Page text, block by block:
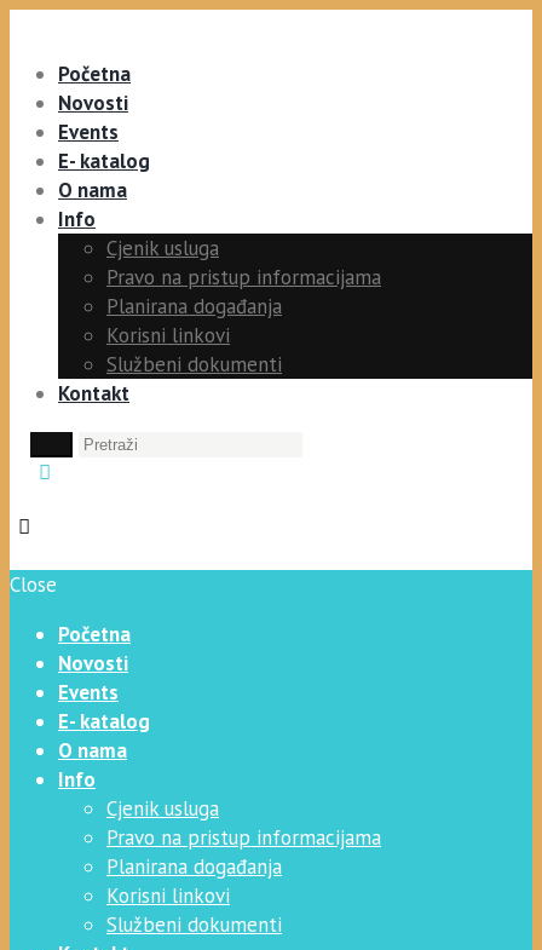
Početna
Novosti
Events
E- katalog
O nama
Info
Cjenik usluga
Pravo na pristup informacijama
Planirana događanja
Korisni linkovi
Službeni dokumenti
Kontakt
Close
Početna
Novosti
Events
E- katalog
O nama
Info
Cjenik usluga
Pravo na pristup informacijama
Planirana događanja
Korisni linkovi
Službeni dokumenti